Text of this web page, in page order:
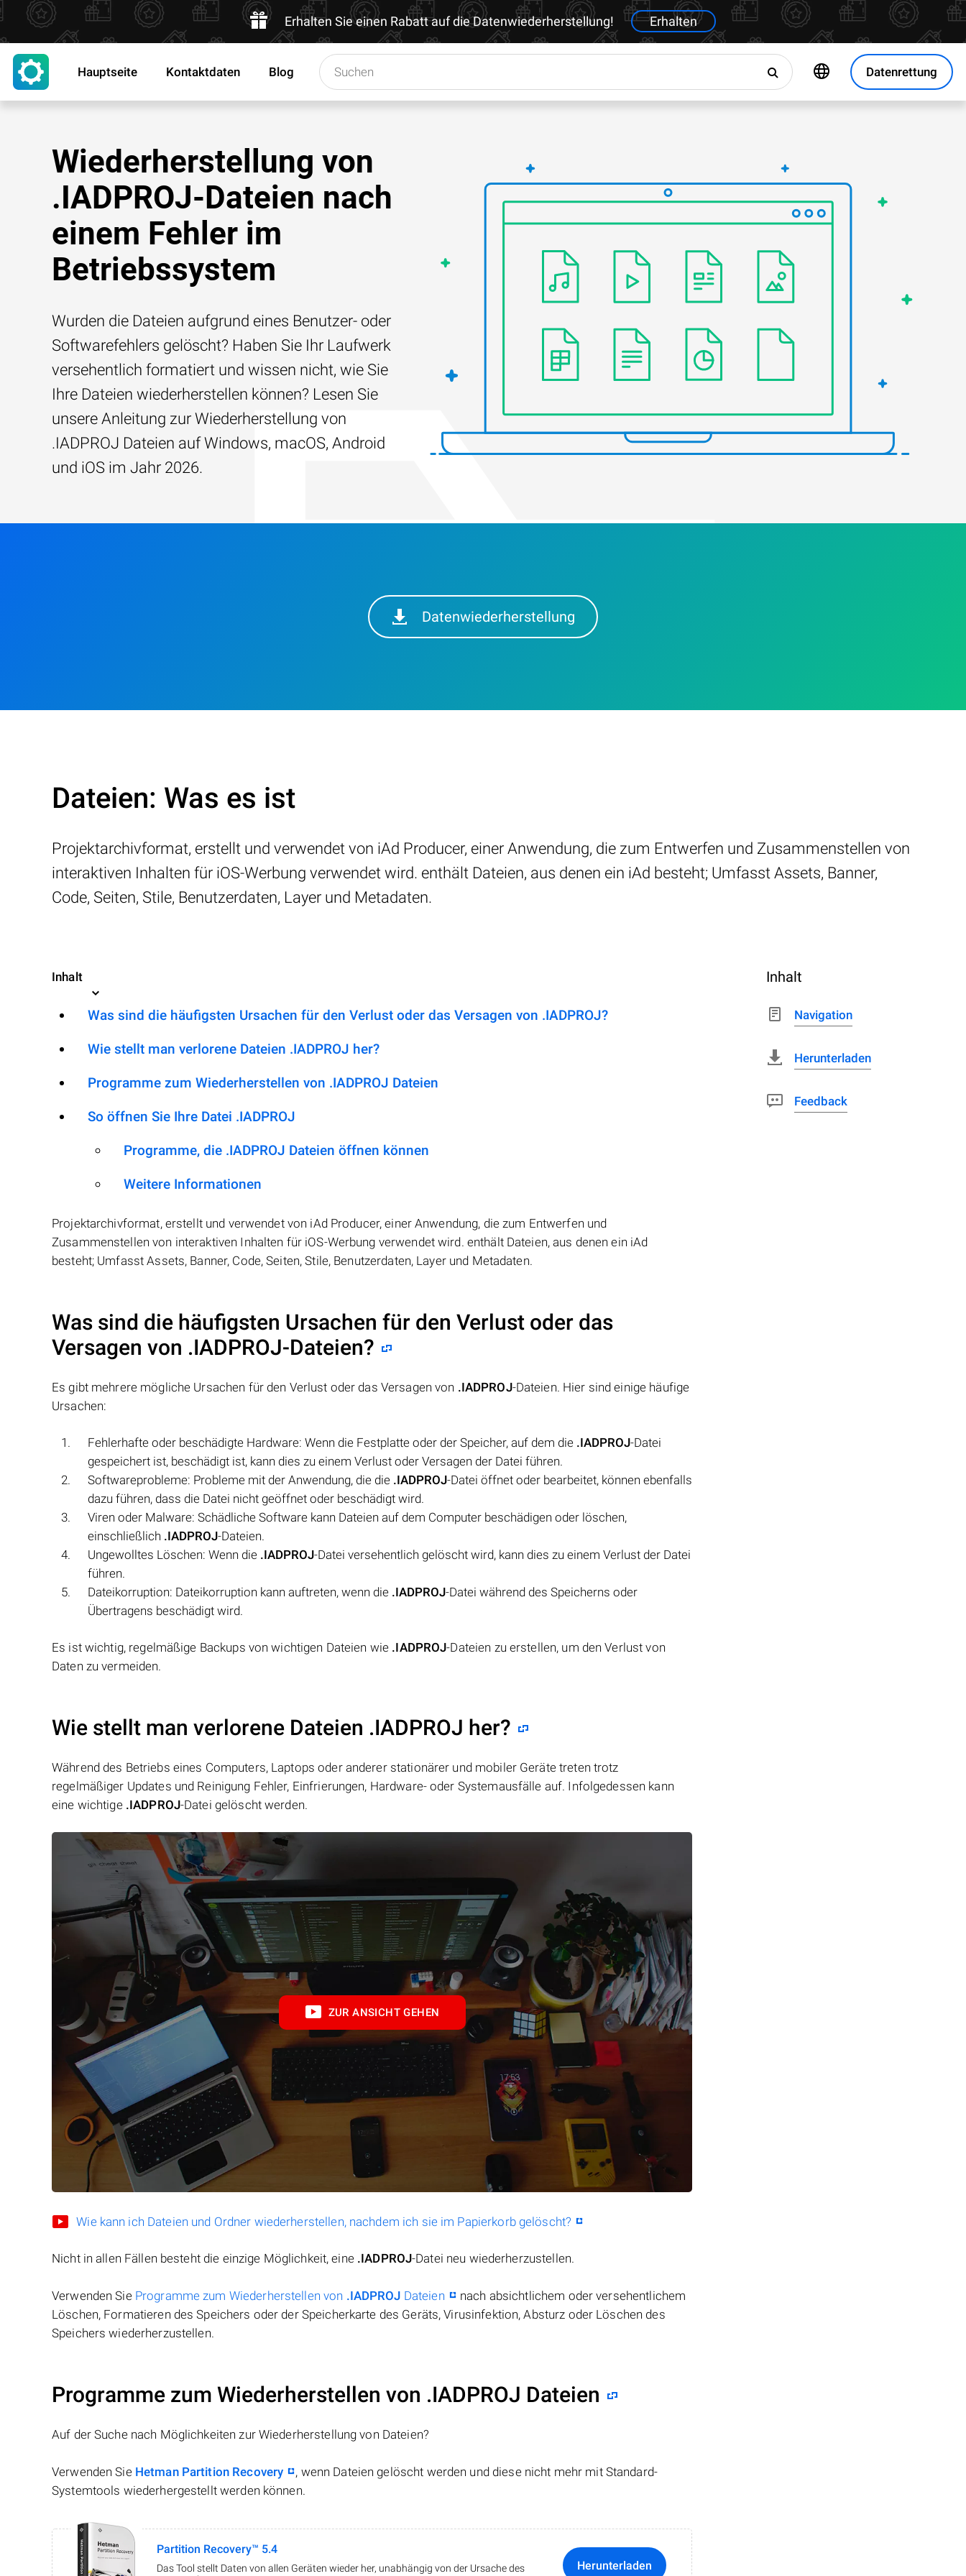
Erhalten Sie einen Rabatt auf die Datenwiederherstellung! Erhalten
Datenrettung
Hauptseite Kontaktdaten Blog
Wiederherstellung von
.IADPROJ-Dateien nach
einem Fehler im
Betriebssystem
Wurden die Dateien aufgrund eines Benutzer- oder
Softwarefehlers gelöscht? Haben Sie Ihr Laufwerk
versehentlich formatiert und wissen nicht, wie Sie
Ihre Dateien wiederherstellen können? Lesen Sie
unsere Anleitung zur Wiederherstellung von
.IADPROJ Dateien auf Windows, macOS, Android
und iOS im Jahr 2026.
Datenwiederherstellung
Dateien: Was es ist
Projektarchivformat, erstellt und verwendet von iAd Producer, einer Anwendung, die zum Entwerfen und Zusammenstellen von
interaktiven Inhalten für iOS-Werbung verwendet wird. enthält Dateien, aus denen ein iAd besteht; Umfasst Assets, Banner,
Code, Seiten, Stile, Benutzerdaten, Layer und Metadaten.
Inhalt
Was sind die häufigsten Ursachen für den Verlust oder das Versagen von .IADPROJ?
Wie stellt man verlorene Dateien .IADPROJ her?
Programme zum Wiederherstellen von .IADPROJ Dateien
So öffnen Sie Ihre Datei .IADPROJ
Programme, die .IADPROJ Dateien öffnen können
Weitere Informationen
Projektarchivformat, erstellt und verwendet von iAd Producer, einer Anwendung, die zum Entwerfen und
Zusammenstellen von interaktiven Inhalten für iOS-Werbung verwendet wird. enthält Dateien, aus denen ein iAd
besteht; Umfasst Assets, Banner, Code, Seiten, Stile, Benutzerdaten, Layer und Metadaten.
Was sind die häufigsten Ursachen für den Verlust oder das
Versagen von .IADPROJ-Dateien?
Es gibt mehrere mögliche Ursachen für den Verlust oder das Versagen von .IADPROJ-Dateien. Hier sind einige häufige
Ursachen:
Fehlerhafte oder beschädigte Hardware: Wenn die Festplatte oder der Speicher, auf dem die .IADPROJ-Datei
gespeichert ist, beschädigt ist, kann dies zu einem Verlust oder Versagen der Datei führen.
Softwareprobleme: Probleme mit der Anwendung, die die .IADPROJ-Datei öffnet oder bearbeitet, können ebenfalls
dazu führen, dass die Datei nicht geöffnet oder beschädigt wird.
Viren oder Malware: Schädliche Software kann Dateien auf dem Computer beschädigen oder löschen,
einschließlich .IADPROJ-Dateien.
Ungewolltes Löschen: Wenn die .IADPROJ-Datei versehentlich gelöscht wird, kann dies zu einem Verlust der Datei
führen.
Dateikorruption: Dateikorruption kann auftreten, wenn die .IADPROJ-Datei während des Speicherns oder
Übertragens beschädigt wird.
Es ist wichtig, regelmäßige Backups von wichtigen Dateien wie .IADPROJ-Dateien zu erstellen, um den Verlust von
Daten zu vermeiden.
Wie stellt man verlorene Dateien .IADPROJ her?
Während des Betriebs eines Computers, Laptops oder anderer stationärer und mobiler Geräte treten trotz
regelmäßiger Updates und Reinigung Fehler, Einfrierungen, Hardware- oder Systemausfälle auf. Infolgedessen kann
eine wichtige .IADPROJ-Datei gelöscht werden.
ZUR ANSICHT GEHEN
Wie kann ich Dateien und Ordner wiederherstellen, nachdem ich sie im Papierkorb gelöscht?
Nicht in allen Fällen besteht die einzige Möglichkeit, eine .IADPROJ-Datei neu wiederherzustellen.
Verwenden Sie Programme zum Wiederherstellen von .IADPROJ Dateien
nach absichtlichem oder versehentlichem
Löschen, Formatieren des Speichers oder der Speicherkarte des Geräts, Virusinfektion, Absturz oder Löschen des
Speichers wiederherzustellen.
Programme zum Wiederherstellen von .IADPROJ Dateien
Auf der Suche nach Möglichkeiten zur Wiederherstellung von Dateien?
Verwenden Sie Hetman Partition Recovery
, wenn Dateien gelöscht werden und diese nicht mehr mit Standard-
Systemtools wiederhergestellt werden können.
Partition Recovery™ 5.4
Das Tool stellt Daten von allen Geräten wieder her, unabhängig von der Ursache des
Herunterladen
Inhalt
Navigation
Herunterladen
Feedback